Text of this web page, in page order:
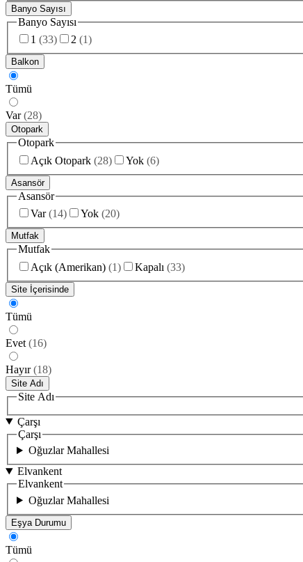
Banyo Sayısı
Banyo Sayısı
1 (33) 2 (1)
Balkon
Tümü
Var (28)
Otopark
Otopark
Açık Otopark (28) Yok (6)
Asansör
Asansör
Var (14) Yok (20)
Mutfak
Mutfak
Açık (Amerikan) (1) Kapalı (33)
Site İçerisinde
Tümü
Evet (16)
Hayır (18)
Site Adı
Site Adı
Çarşı
Çarşı
Oğuzlar Mahallesi
Elvankent
Elvankent
Oğuzlar Mahallesi
Eşya Durumu
Tümü